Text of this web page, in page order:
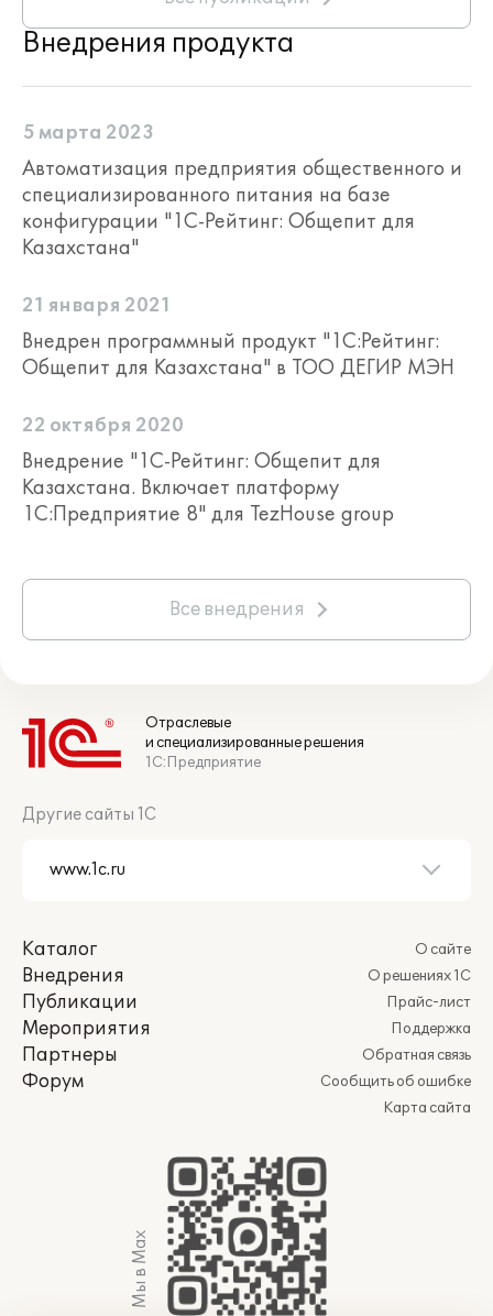
Внедрения продукта
5 марта 2023
Автоматизация предприятия общественного и
специализированного питания на базе
конфигурации "1С-Рейтинг: Общепит для
Казахстана"
21 января 2021
Внедрен программный продукт "1С:Рейтинг:
Общепит для Казахстана" в TOO ДЕГИР МЭН
22 октября 2020
Внедрение "1С-Рейтинг: Общепит для
Казахстана. Включает платформу
1С:Предприятие 8" для TezHouse group
Все внедрения
Отраслевые
и специализированные решения
1С:Предприятие
Другие сайты 1С
Каталог
Внедрения
Публикации
Мероприятия
Партнеры
Форум
О сайте
О решениях 1С
Прайс-лист
Поддержка
Обратная связь
Сообщить об ошибке
Карта сайта
Мы в Max